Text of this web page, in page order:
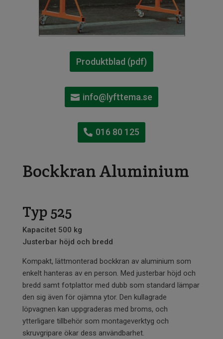
Produktblad (pdf)
info@lyfttema.se
016 80 125
Bockkran Aluminium
Typ 525
Kapacitet 500 kg
Justerbar höjd och bredd
Kompakt, lättmonterad bockkran av aluminium som
enkelt hanteras av en person. Med justerbar höjd och
bredd samt fotplattor med dubb som standard lämpar
den sig även för ojämna ytor. Den kullagrade
löpvagnen kan uppgraderas med broms, och
ytterligare tillbehör som montageverktyg och
skruvgripare ökar dess användbarhet.